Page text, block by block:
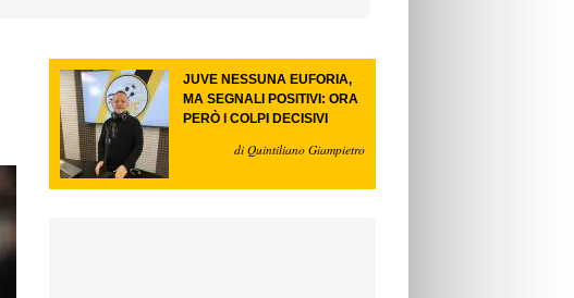
JUVE NESSUNA EUFORIA,
MA SEGNALI POSITIVI: ORA
PERÒ I COLPI DECISIVI
di Quintiliano Giampietro